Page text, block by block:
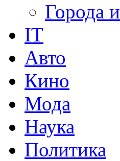
Города
IT
Авто
Кино
Мода
Наука
Политика